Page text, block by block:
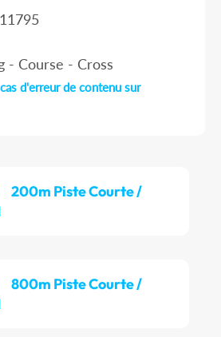
Course - Cross
d'erreur de contenu sur
200m Piste Courte /
800m Piste Courte /